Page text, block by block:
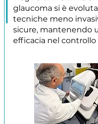
glaucoma si è
tecniche meno
sicure, mantenendo
efficacia nel controllo